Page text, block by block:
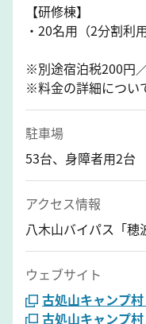
【研修棟】
・20名用（2分割利
※別途宿泊税200円
※料金の詳細につい
駐車場
53台、身障者用2台
アクセス情報
八木山バイパス「穂
ウェブサイト
古処山キャンプ
古処山キャンプ